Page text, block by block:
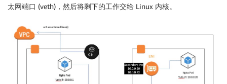
太网端口 (veth)，然后将剩下的工作交给 Linux 内核。